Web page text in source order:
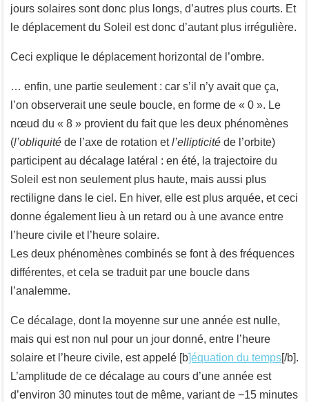
jours solaires sont donc plus longs, d’autres plus courts. Et
le déplacement du Soleil est donc d’autant plus irrégulière.
Ceci explique le déplacement horizontal de l’ombre.
… enfin, une partie seulement : car s’il n’y avait que ça,
l’on observerait une seule boucle, en forme de « 0 ». Le
nœud du « 8 » provient du fait que les deux phénomènes
(l’obliquité de l’axe de rotation etl’ellipticité de l’orbite)
participent au décalage latéral : en été, la trajectoire du
Soleil est non seulement plus haute, mais aussi plus
rectiligne dans le ciel. En hiver, elle est plus arquée, et ceci
donne également lieu à un retard ou à une avance entre
l’heure civile et l’heure solaire.
Les deux phénomènes combinés se font à des fréquences
différentes, et cela se traduit par une boucle dans
l’analemme.
Ce décalage, dont la moyenne sur une année est nulle,
mais qui est non nul pour un jour donné, entre l’heure
solaire et l’heure civile, est appelé [b]équation du temps[/b].
L’amplitude de ce décalage au cours d’une année est
d’environ 30 minutes tout de même, variant de −15 minutes